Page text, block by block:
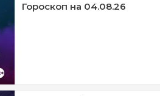
Гороскоп на 04.08.26